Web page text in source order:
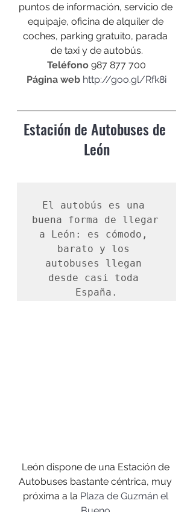
puntos de información, servicio de
equipaje, oficina de alquiler de
coches, parking gratuito, parada
de taxi y de autobús.
Teléfono 987 877 700
Página web http://goo.gl/Rfk8i
Estación de Autobuses de
León
El autobús es una
buena forma de llegar
a León: es cómodo,
barato y los
autobuses llegan
desde casi toda
España.
León dispone de una Estación de
Autobuses bastante céntrica, muy
próxima a la Plaza de Guzmán el